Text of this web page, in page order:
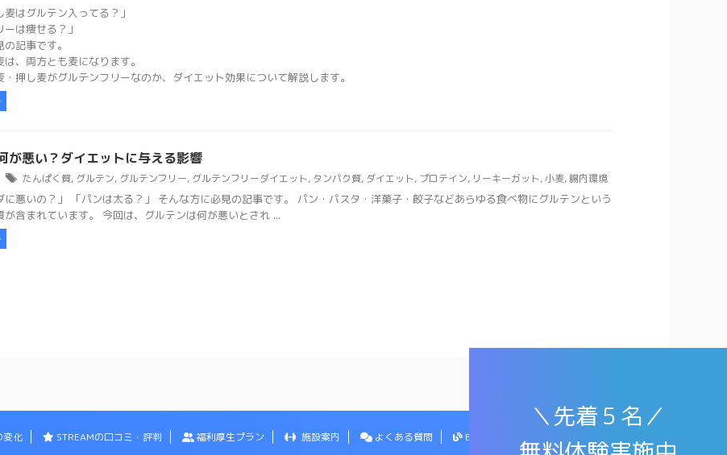
麦はグルテン入ってる？」
ーは痩せる？」
記事です。
、両方とも麦になります。
・押し麦がグルテンフリーなのか、ダイエット効果について解説します。
が悪い？ダイエットに与える影響
たんぱく質, グルテン, グルテンフリー, グルテンフリーダイエット, タンパク質, ダイエット, プロテイン, リーキーガット,小麦,腸内環境
に悪いの？」 「パンは太る？」 そんな方に必見の記事です。 パン・パスタ・洋菓子・餃子などあらゆる食べ物にグルテンという
が含まれています。 今回は、グルテンは何が悪いとされ ...
＼先着５名／
変化 STREAMの口コミ・評判 福利厚生プラン 施設案内 よくある質問 Blog